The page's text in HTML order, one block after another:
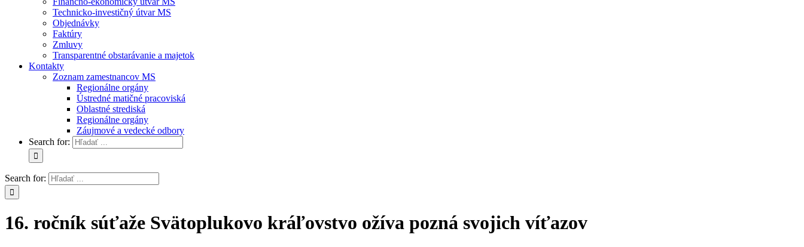
Technicko-investičný útvar MS
Objednávky
Faktúry
Zmluvy
Transparentné obstarávanie a majetok
Kontakty
Zoznam zamestnancov MS
Regionálne orgány
Ústredné matičné pracoviská
Oblastné strediská
Regionálne orgány
Záujmové a vedecké odbory
Search for:
Search for:
16. ročník súťaže Svätoplukovo kráľovstvo ožíva pozná svojich víťazov